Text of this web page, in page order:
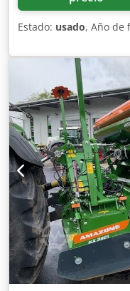
Estado: usado, Año de